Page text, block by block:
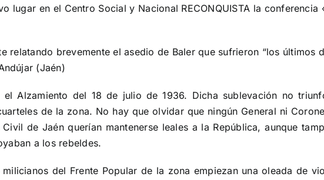
lugar en el Centro Social y Nacional RECONQUISTA la
relatando brevemente el asedio de Baler que sufrieron “los últimos
(Jaén)
Alzamiento del 18 de julio de 1936. Dicha sublevación no
de la zona. No hay que olvidar que ningún General ni
de Jaén querían mantenerse leales a la República, aunque
a los rebeldes.
del Frente Popular de la zona empiezan una oleada de